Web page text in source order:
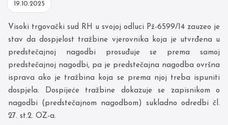
19.10.2025
Visoki trgovački sud RH u svojoj odluci Pž-6599/14 zauzeo je
stav da dospjelost tražbine vjerovnika koja je utvrđena u
predstečajnoj nagodbi prosuđuje se prema samoj
predstečajnoj nagodbi, pa je predstečajna nagodba ovršna
isprava ako je tražbina koja se prema njoj treba ispuniti
dospjela. Dospijeće tražbine dokazuje se zapisnikom o
nagodbi (predstečajnom nagodbom) sukladno odredbi čl.
27. st.2. OZ-a.